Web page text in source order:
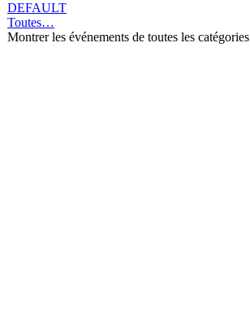
DEFAULT
Toutes…
Montrer les événements de toutes les catégories